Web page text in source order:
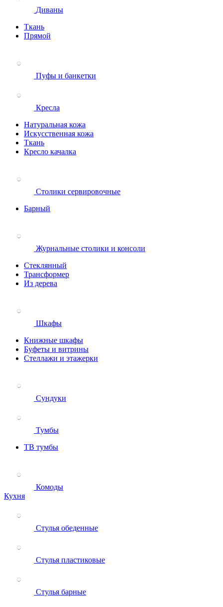
Диваны
Ткань
Прямой
Пуфы и банкетки
Кресла
Натуральная кожа
Искусственная кожа
Ткань
Кресло качалка
Столики сервировочные
Барный
Журнальные столики и консоли
Стеклянный
Трансформер
Из дерева
Шкафы
Книжные шкафы
Буфеты и витрины
Стеллажи и этажерки
Сундуки
Тумбы
ТВ тумбы
Комоды
Кухня
Стулья обеденные
Стулья пластиковые
Стулья барные